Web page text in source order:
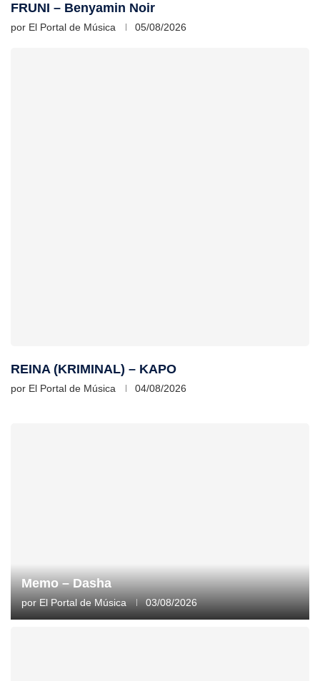
FRUNI – Benyamin Noir
por El Portal de Música 05/08/2026
REINA (KRIMINAL) – KAPO
por El Portal de Música 04/08/2026
Memo – Dasha
por El Portal de Música 03/08/2026